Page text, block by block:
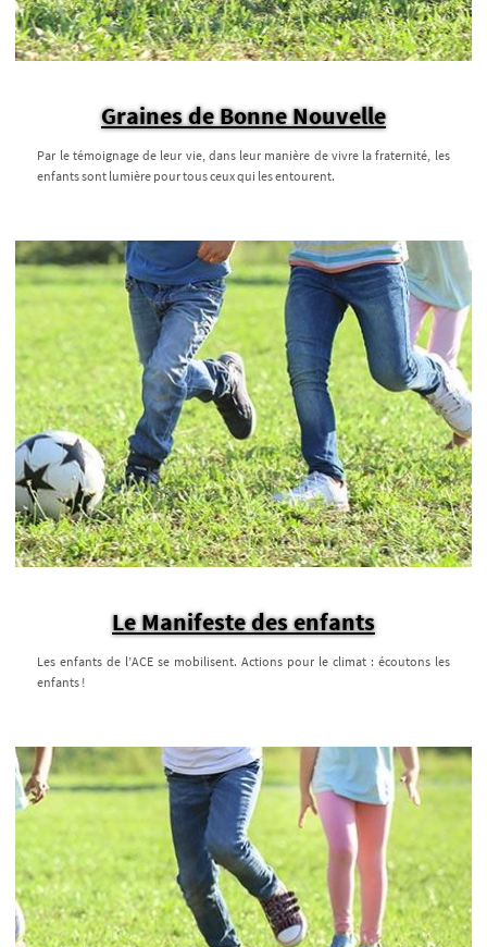
Graines de Bonne Nouvelle
Par le témoignage de leur vie, dans leur manière de vivre la fraternité, les
enfants sont lumière pour tous ceux qui les entourent.
Le Manifeste des enfants
Les enfants de l’ACE se mobilisent. Actions pour le climat : écoutons les
enfants !